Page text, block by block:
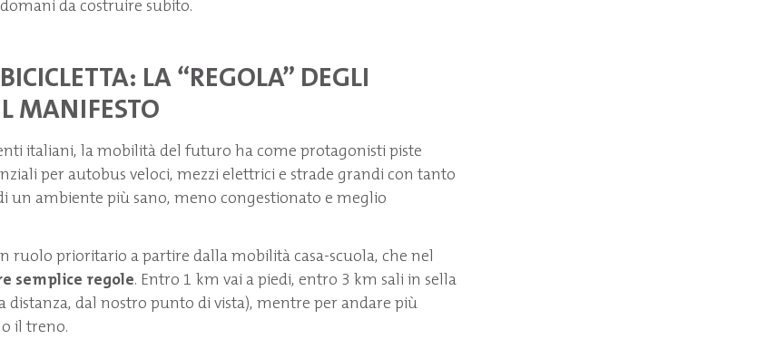
da costruire subito.
LA “REGOLA” DEGLI
MANIFESTO
italiani, la mobilità del futuro ha come protagonisti piste
per autobus veloci, mezzi elettrici e strade grandi con tanto
un ambiente più sano, meno congestionato e meglio
ruolo prioritario a partire dalla mobilità casa-scuola, che nel
semplice regole. Entro 1 km vai a piedi, entro 3 km sali in sella
distanza, dal nostro punto di vista), mentre per andare più
il treno.